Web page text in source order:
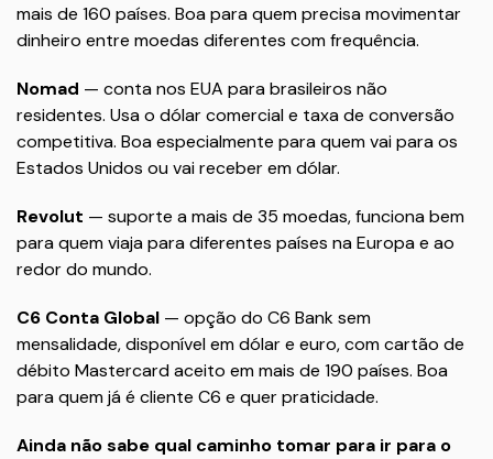
mais de 160 países. Boa para quem precisa movimentar
dinheiro entre moedas diferentes com frequência.
Nomad — conta nos EUA para brasileiros não
residentes. Usa o dólar comercial e taxa de conversão
competitiva. Boa especialmente para quem vai para os
Estados Unidos ou vai receber em dólar.
Revolut — suporte a mais de 35 moedas, funciona bem
para quem viaja para diferentes países na Europa e ao
redor do mundo.
C6 Conta Global — opção do C6 Bank sem
mensalidade, disponível em dólar e euro, com cartão de
débito Mastercard aceito em mais de 190 países. Boa
para quem já é cliente C6 e quer praticidade.
Ainda não sabe qual caminho tomar para ir para o